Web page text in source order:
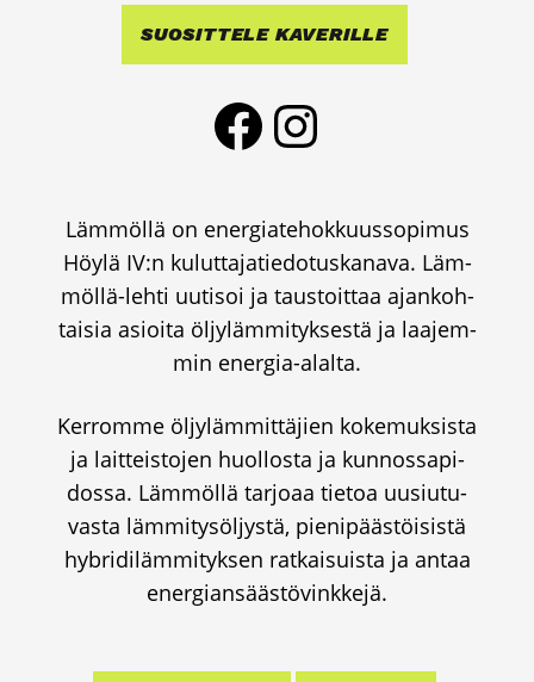
SUO­SIT­TE­LE KAVE­RIL­LE
Face­bookIns­ta­gram
Läm­möl­lä on ener­gia­te­hok­kuus­so­pi­mus
Höy­lä IV:n kulut­ta­ja­tie­do­tus­ka­na­va. Läm­
möl­lä-leh­ti uuti­soi ja taus­toit­taa ajan­koh­
tai­sia asioi­ta öljy­läm­mi­tyk­ses­tä ja laa­jem­
min ener­gia-alal­ta.
Ker­rom­me öljy­läm­mit­tä­jien koke­muk­sis­ta
ja lait­teis­to­jen huol­los­ta ja kun­nos­sa­pi­
dos­sa. Läm­möl­lä tar­jo­aa tie­toa uusiu­tu­
vas­ta läm­mi­ty­söl­jys­tä, pie­ni­pääs­töi­sis­tä
hybri­di­läm­mi­tyk­sen rat­kai­suis­ta ja antaa
ener­gian­sääs­tö­vink­ke­jä.